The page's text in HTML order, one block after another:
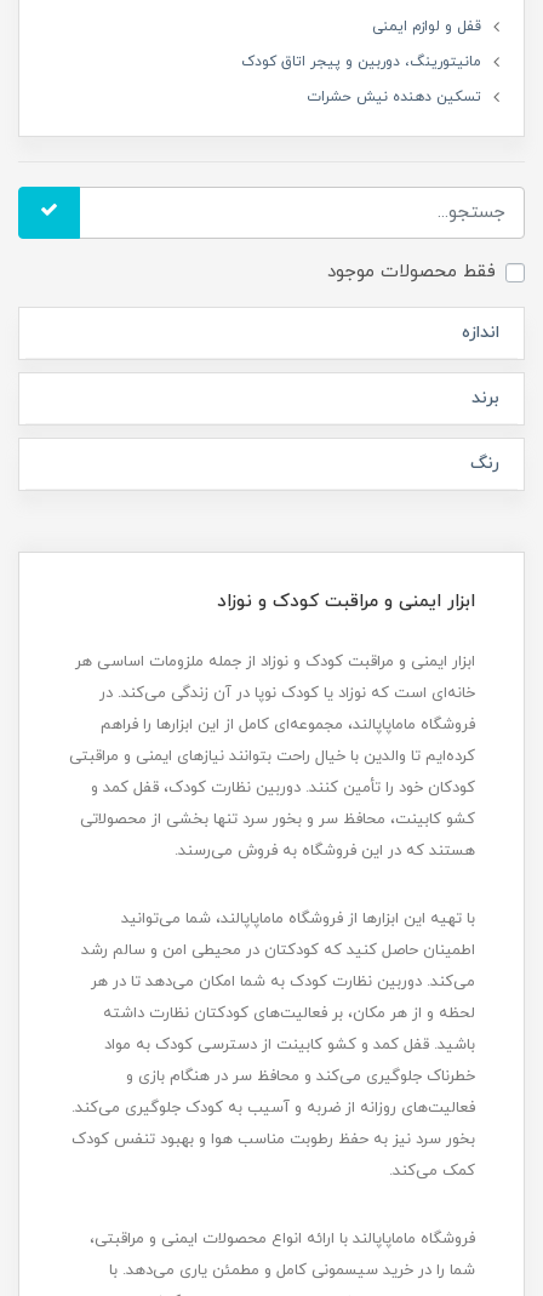
قفل و لوازم ایمنی
مانیتورینگ، دوربین و پیجر اتاق کودک
تسکین دهنده نیش حشرات
فقط محصولات موجود
اندازه
برند
رنگ
ابزار ایمنی و مراقبت کودک و نوزاد
ابزار ایمنی و مراقبت کودک و نوزاد از جمله ملزومات اساسی هر
خانه‌ای است که نوزاد یا کودک نوپا در آن زندگی می‌کند. در
فروشگاه ماماپاپالند، مجموعه‌ای کامل از این ابزارها را فراهم
کرده‌ایم تا والدین با خیال راحت بتوانند نیازهای ایمنی و مراقبتی
کودکان خود را تأمین کنند. دوربین نظارت کودک، قفل کمد و
کشو کابینت، محافظ سر و بخور سرد تنها بخشی از محصولاتی
هستند که در این فروشگاه به فروش می‌رسند.
با تهیه این ابزارها از فروشگاه ماماپاپالند، شما می‌توانید
اطمینان حاصل کنید که کودکتان در محیطی امن و سالم رشد
می‌کند. دوربین نظارت کودک به شما امکان می‌دهد تا در هر
لحظه و از هر مکان، بر فعالیت‌های کودکتان نظارت داشته
باشید. قفل کمد و کشو کابینت از دسترسی کودک به مواد
خطرناک جلوگیری می‌کند و محافظ سر در هنگام بازی و
فعالیت‌های روزانه از ضربه و آسیب به کودک جلوگیری می‌کند.
بخور سرد نیز به حفظ رطوبت مناسب هوا و بهبود تنفس کودک
کمک می‌کند.
فروشگاه ماماپاپالند با ارائه انواع محصولات ایمنی و مراقبتی،
شما را در خرید سیسمونی کامل و مطمئن یاری می‌دهد. با